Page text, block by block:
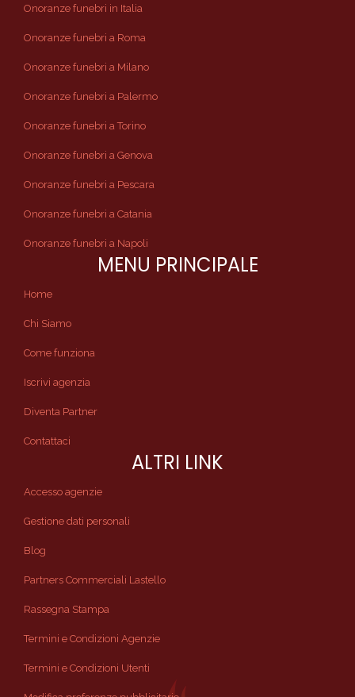
Onoranze funebri in Italia
Onoranze funebri a Roma
Onoranze funebri a Milano
Onoranze funebri a Palermo
Onoranze funebri a Torino
Onoranze funebri a Genova
Onoranze funebri a Pescara
Onoranze funebri a Catania
Onoranze funebri a Napoli
MENU PRINCIPALE
Home
Chi Siamo
Come funziona
Iscrivi agenzia
Diventa Partner
Contattaci
ALTRI LINK
Accesso agenzie
Gestione dati personali
Blog
Partners Commerciali Lastello
Rassegna Stampa
Termini e Condizioni Agenzie
Termini e Condizioni Utenti